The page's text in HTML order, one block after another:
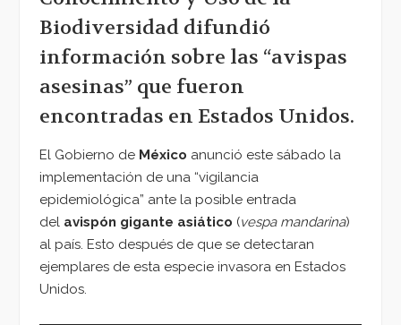
Biodiversidad difundió
información sobre las “avispas
asesinas” que fueron
encontradas en Estados Unidos.
El Gobierno de México anunció este sábado la
implementación de una “vigilancia
epidemiológica” ante la posible entrada
del avispón gigante asiático (vespa mandarina)
al país. Esto después de que se detectaran
ejemplares de esta especie invasora en Estados
Unidos.